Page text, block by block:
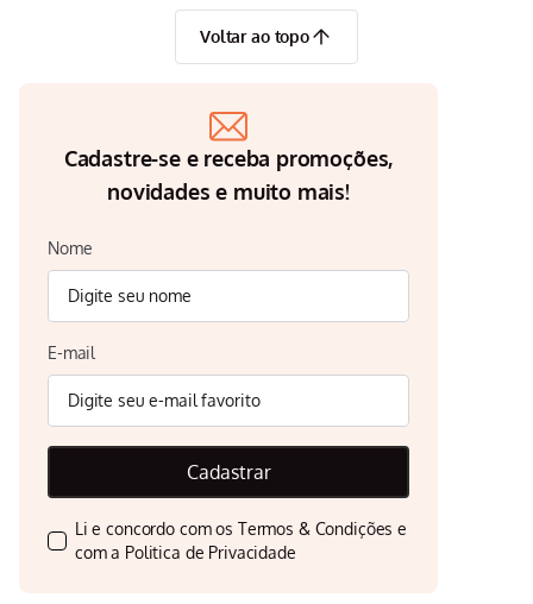
Voltar ao topo
Cadastre-se e receba promoções,
novidades e muito mais!
Nome
E-mail
Cadastrar
Li e concordo com os Termos & Condições e
com a Politica de Privacidade